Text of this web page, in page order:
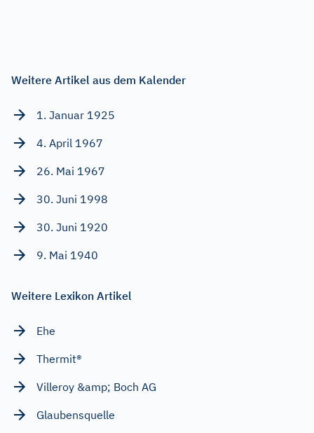
Weitere Artikel aus dem Kalender
1. Januar 1925
4. April 1967
26. Mai 1967
30. Juni 1998
30. Juni 1920
9. Mai 1940
Weitere Lexikon Artikel
Ehe
Thermit®
Villeroy &amp; Boch AG
Glaubensquelle